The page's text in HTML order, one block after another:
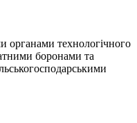
органами технологічного
боронами та